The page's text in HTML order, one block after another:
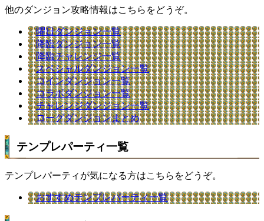
他のダンジョン攻略情報はこちらをどうぞ。
曜日ダンジョン一覧
降臨ダンジョン一覧
降臨チャレンジ一覧
スペシャルダンジョン一覧
コインダンジョン一覧
コラボダンジョン一覧
チャレンジダンジョン一覧
ローグダンジョンまとめ
テンプレパーティ一覧
テンプレパーティが気になる方はこちらをどうぞ。
おすすめテンプレパーティ一覧